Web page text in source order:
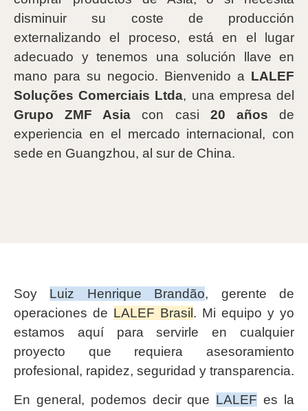
disminuir su coste de producción
externalizando el proceso, está en el lugar
adecuado y tenemos una solución llave en
mano para su negocio. Bienvenido a LALEF
Soluções Comerciais Ltda, una empresa del
Grupo ZMF Asia con casi 20 años de
experiencia en el mercado internacional, con
sede en Guangzhou, al sur de China.
Soy Luiz Henrique Brandão, gerente de
operaciones de LALEF Brasil. Mi equipo y yo
estamos aquí para servirle en cualquier
proyecto que requiera asesoramiento
profesional, rapidez, seguridad y transparencia.
En general, podemos decir que LALEF es la